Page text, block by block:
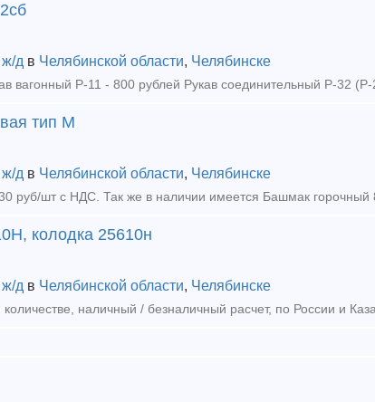
ж/д в Челябинской области, Челябинске
тип М
ж/д в Челябинской области, Челябинске
колодка 25610н
ж/д в Челябинской области, Челябинске